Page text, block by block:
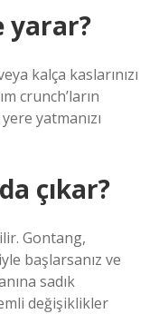
yarar?
kalça kaslarınızı
crunch’ların
yatmanızı
çıkar?
Gontang,
başlarsanız ve
sadık
değişiklikler